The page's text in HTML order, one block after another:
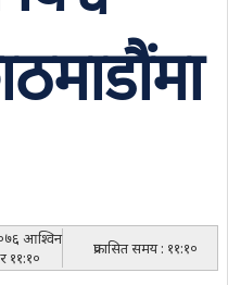
आश्विन
११:१०
प्रकासित समय : ११:१०